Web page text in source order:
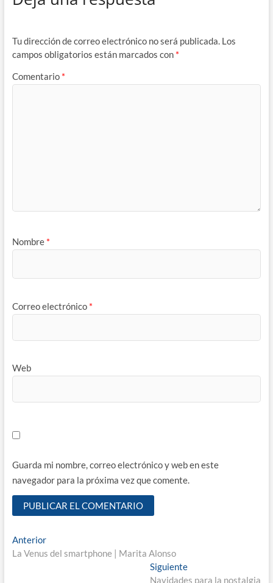
Tu dirección de correo electrónico no será publicada. Los
campos obligatorios están marcados con *
Comentario *
Nombre *
Correo electrónico *
Web
Guarda mi nombre, correo electrónico y web en este
navegador para la próxima vez que comente.
Navegación
de
AnteriorEntrada
anterior:
La Venus del smartphone | Marita Alonso
SiguienteEntrada
siguiente:
Navidades para la nostalgia